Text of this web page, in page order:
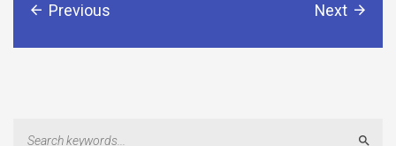
Previous Next